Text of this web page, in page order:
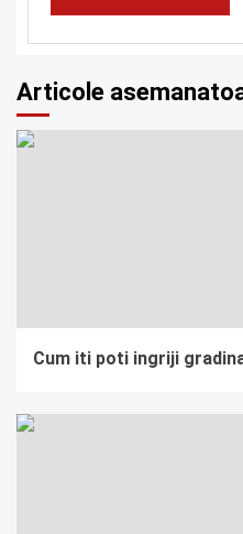
Articole
Cum iti poti ingriji